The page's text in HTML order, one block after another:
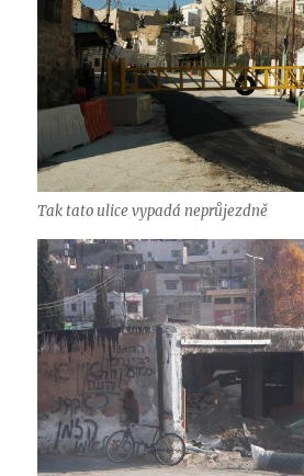
Tak tato ulice vypadá neprůjezdně